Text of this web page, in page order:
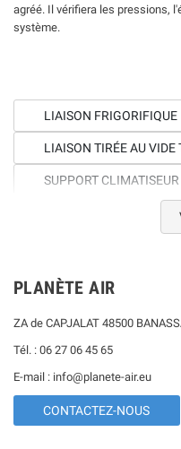
agréé. Il vérifiera les pressions,
système.
LIAISON FRIGORIFIQUE
LIAISON TIRÉE AU VIDE
SUPPORT CLIMATISEUR
POMPE DE RELEVAGE
DISJONCTEUR
PLANÈTE AIR
ZA de CAPJALAT 48500
Tél. : 06 27 06 45 65
E-mail : info@planete-air.eu
CONTACTEZ-NOUS